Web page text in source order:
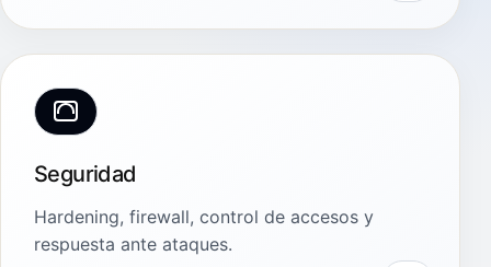
Seguridad
Hardening, firewall, control de accesos y
respuesta ante ataques.